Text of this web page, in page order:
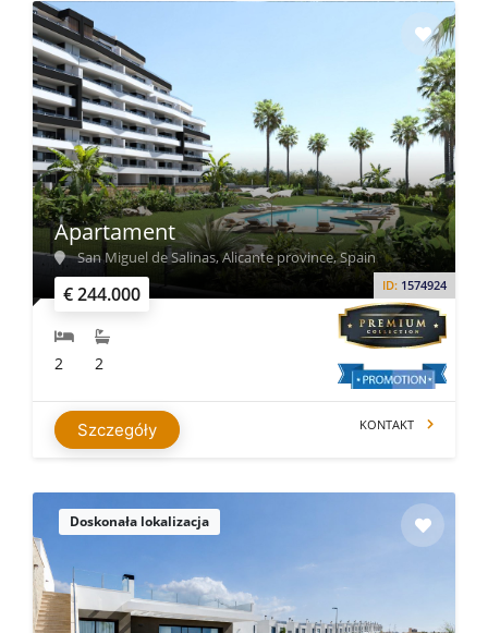
€ 244.000 ID: 1574924
Apartament
San Miguel de Salinas, Alicante province, Spain
2 2
Szczegóły KONTAKT
Doskonała lokalizacja